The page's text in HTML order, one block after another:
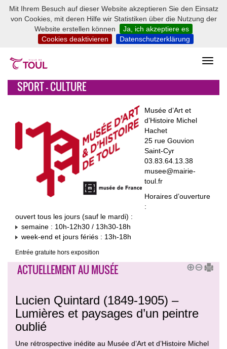
Mit Ihrem Besuch auf dieser Website akzeptieren Sie den Einsatz
von Cookies, mit deren Hilfe wir Statistiken über die Nutzung der
Website erstellen können
Ja, ich akzeptiere es
Cookies deaktivieren
Datenschutzerklärung
SPORT - CULTURE
Musée d’Art et
d’Histoire Michel
Hachet
25 rue Gouvion
Saint-Cyr
03.83.64.13.38
musee@mairie-
toul.fr
Horaires d’ouverture
:
ouvert tous les jours (sauf le mardi) :
semaine : 10h-12h30 / 13h30-18h
week-end et jours fériés : 13h-18h
Entrée gratuite hors exposition
ACTUELLEMENT AU MUSÉE
Lucien Quintard (1849-1905) –
Lumières et paysages d’un peintre
oublié
Une rétrospective inédite au Musée d’Art et d’Histoire Michel